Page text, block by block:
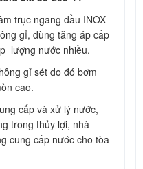
trục ngang đầu INOX
gỉ, dùng tăng áp cấp
lượng nước nhiều.
gỉ sét do đó bơm
cao.
cấp và xử lý nước,
trong thủy lợi, nhà
cung cấp nước cho tòa